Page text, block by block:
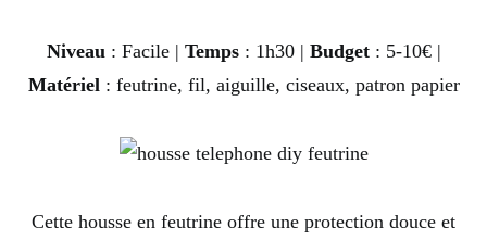
Niveau: Facile | Temps: 1h30 | Budget: 5-10€ |
Matériel: feutrine, fil, aiguille, ciseaux, patron papier
Cette housse en feutrine offre une protection douce et